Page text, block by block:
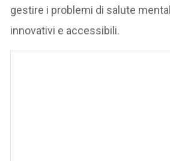
gestire i problemi di salute
innovativi e accessibili.